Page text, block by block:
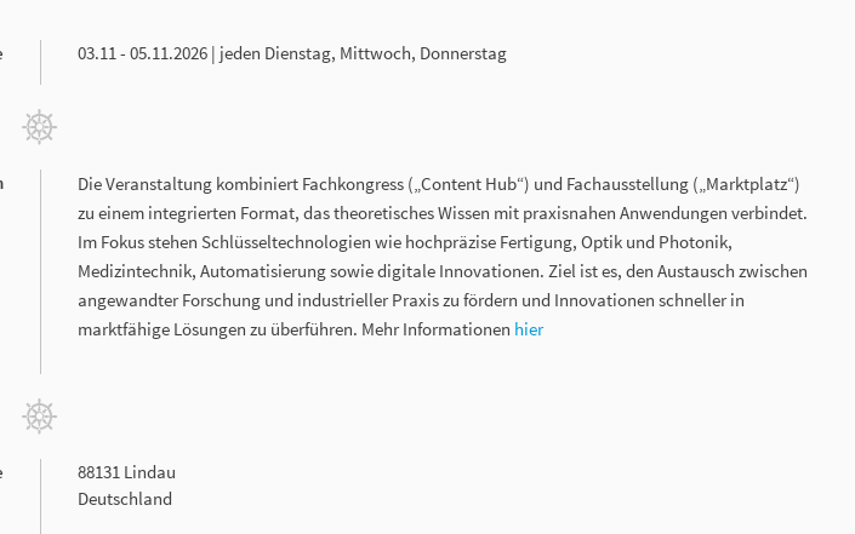
03.11 - 05.11.2026 | jeden Dienstag, Mittwoch, Donnerstag
Die Veranstaltung kombiniert Fachkongress („Content Hub“) und Fachausstellung („Marktplatz“)
zu einem integrierten Format, das theoretisches Wissen mit praxisnahen Anwendungen verbindet.
Im Fokus stehen Schlüsseltechnologien wie hochpräzise Fertigung, Optik und Photonik,
Medizintechnik, Automatisierung sowie digitale Innovationen. Ziel ist es, den Austausch zwischen
angewandter Forschung und industrieller Praxis zu fördern und Innovationen schneller in
marktfähige Lösungen zu überführen. Mehr Informationen hier
88131 Lindau
Deutschland